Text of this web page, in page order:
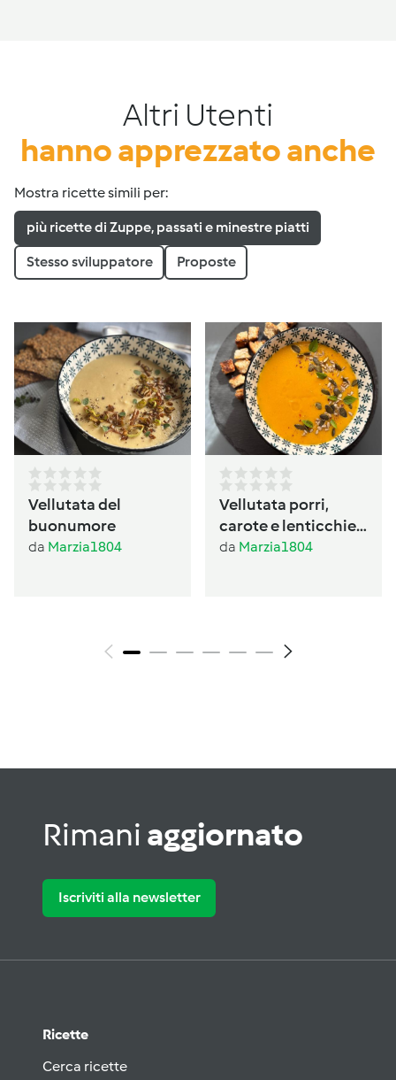
Altri Utenti
hanno apprezzato anche
Mostra ricette simili per:
più ricette di Zuppe, passati e minestre piatti
Stesso sviluppatore Proposte
Vellutata del
buonumore
da Marzia1804
Vellutata porri,
carote e lenticchie
al profumo di
da Marzia1804
Rimani aggiornato
Iscriviti alla newsletter
Ricette
Cerca ricette